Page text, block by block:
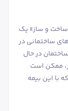
ساخت و ساز» یک
ساختمانی در
در حال
ممکن است
با این بیمه